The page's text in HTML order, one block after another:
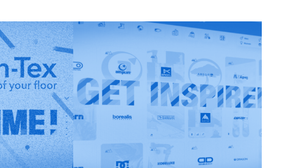
100%,
di
il
Ego
HAE
il marchio di
è la
anche Tur
è
1st BASE
nuovi
prepararti: L'iscrizione al SHOPS 1ST
TRY 2024 non avviene più tramite
questo sito web, ma tramite la nuova
piattaforma SHOPS-1st-BASE.com. Se
non hai ancora un account BASE per il
tuo negozio, è giunto il momento di
crearlo. Puoi già ora creare
gratuitamente un account per il tuo
negozio. Dall'1 novembre, potrai
effettuare l'accesso, fare alcuni clic e
sarai ufficialmente registrato per il
SHOPS 1
TRY 2024.Con 76 marchi
partecipanti, non vediamo l'ora di darti
il benvenuto!